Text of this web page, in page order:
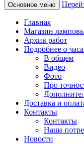
Основное меню
Главная
Магазин
Архив работ
Подробнее о
В общем
Видео
Фото
Про
Доставка и
Контакты
Контакты
Наша
Новости